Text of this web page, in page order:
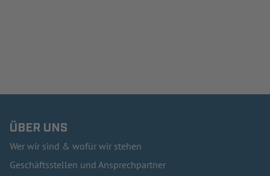
ÜBER UNS
Wer wir sind & wofür wir stehen
Geschäftsstellen und Ansprechpartner